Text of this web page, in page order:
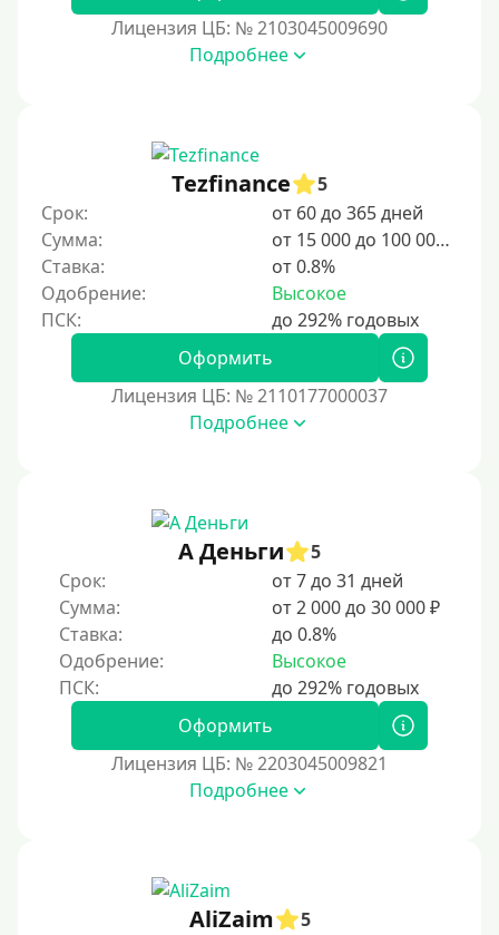
2 недели
15 дней
20 дней
21 день
На месяц
30 дней без процентов
4 месяца
5 месяцев
На полгода
180 дней
Лицензия ЦБ: № 2103045009690
Подробнее
Tezfinance
5
Срок:
от 60 до 365 дней
Сумма:
от 15 000 до 100 000 ₽
Ставка:
от 0.8%
Одобрение:
Высокое
Оформить
Лицензия ЦБ: № 2110177000037
Подробнее
А Деньги
5
Срок:
от 7 до 31 дней
Сумма:
от 2 000 до 30 000 ₽
Ставка:
до 0.8%
Одобрение:
Высокое
Оформить
Лицензия ЦБ: № 2203045009821
Подробнее
AliZaim
5